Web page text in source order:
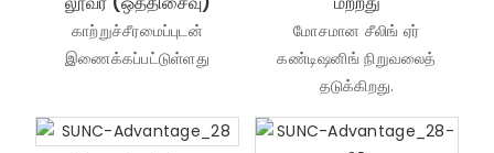
காற்றுச்சீரமைப்புடன்
இணைக்கப்பட்டுள்ளது
மோசமான சீலிங் ஏர்
கண்டிஷனிங் நிறுவலைத்
தடுக்கிறது.